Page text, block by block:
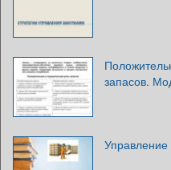
запасов.